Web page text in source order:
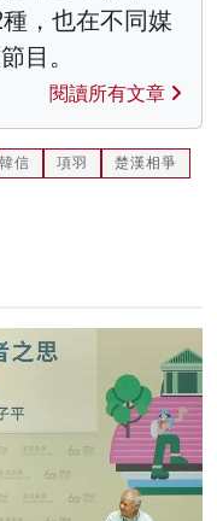
，也在不同媒
目。
閱讀所有文章
韓信 項羽
楚漢相爭